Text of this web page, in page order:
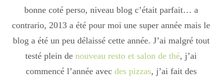
Entrée
plats
bonne coté perso, niveau blog c’était parfait… a
contrario, 2013 a été pour moi une super année mais le
blog a été un peu délaissé cette année. J’ai malgré tout
testé plein de nouveau resto et salon de thé, j’ai
commencé l’année avecdes pizzas, j’ai fait des